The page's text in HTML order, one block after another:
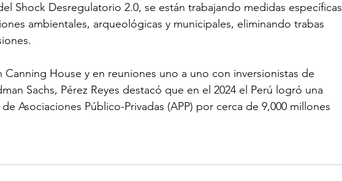
Shock Desregulatorio 2.0, se están trabajando medidas específicas
ambientales, arqueológicas y municipales, eliminando trabas
Canning House y en reuniones uno a uno con inversionistas de
Sachs, Pérez Reyes destacó que en el 2024 el Perú logró una
Asociaciones Público-Privadas (APP) por cerca de 9,000 millones